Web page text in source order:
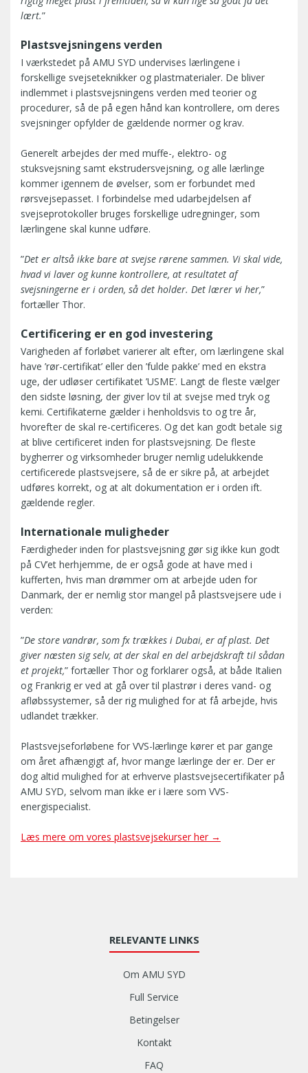
lært.”
Plastsvejsningens verden
I værkstedet på AMU SYD undervises lærlingene i
forskellige svejseteknikker og plastmaterialer. De bliver
indlemmet i plastsvejsningens verden med teorier og
procedurer, så de på egen hånd kan kontrollere, om deres
svejsninger opfylder de gældende normer og krav.
Generelt arbejdes der med muffe-, elektro- og
stuksvejsning samt ekstrudersvejsning, og alle lærlinge
kommer igennem de øvelser, som er forbundet med
rørsvejsepasset. I forbindelse med udarbejdelsen af
svejseprotokoller bruges forskellige udregninger, som
lærlingene skal kunne udføre.
”Det er altså ikke bare at svejse rørene sammen. Vi skal vide,
hvad vi laver og kunne kontrollere, at resultatet af
svejsningerne er i orden, så det holder. Det lærer vi her,”
fortæller Thor.
Certificering er en god investering
Varigheden af forløbet varierer alt efter, om lærlingene skal
have ’rør-certifikat’ eller den ’fulde pakke’ med en ekstra
uge, der udløser certifikatet ’USME’. Langt de fleste vælger
den sidste løsning, der giver lov til at svejse med tryk og
kemi. Certifikaterne gælder i henholdsvis to og tre år,
hvorefter de skal re-certificeres. Og det kan godt betale sig
at blive certificeret inden for plastsvejsning. De fleste
bygherrer og virksomheder bruger nemlig udelukkende
certificerede plastsvejsere, så de er sikre på, at arbejdet
udføres korrekt, og at alt dokumentation er i orden ift.
gældende regler.
Internationale muligheder
Færdigheder inden for plastsvejsning gør sig ikke kun godt
på CV’et herhjemme, de er også gode at have med i
kufferten, hvis man drømmer om at arbejde uden for
Danmark, der er nemlig stor mangel på plastsvejsere ude i
verden:
”De store vandrør, som fx trækkes i Dubai, er af plast. Det
giver næsten sig selv, at der skal en del arbejdskraft til sådan
et projekt,” fortæller Thor og forklarer også, at både Italien
og Frankrig er ved at gå over til plastrør i deres vand- og
afløbssystemer, så der rig mulighed for at få arbejde, hvis
udlandet trækker.
Plastsvejseforløbene for VVS-lærlinge kører et par gange
om året afhængigt af, hvor mange lærlinge der er. Der er
dog altid mulighed for at erhverve plastsvejsecertifikater på
AMU SYD, selvom man ikke er i lære som VVS-
energispecialist.
Læs mere om vores plastsvejsekurser her →
RELEVANTE LINKS
Om AMU SYD
Full Service
Betingelser
Kontakt
FAQ